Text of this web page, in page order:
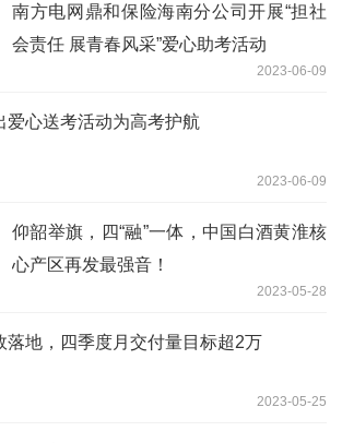
南方电网鼎和保险海南分公司开展“担社
会责任 展青春风采”爱心助考活动
2023-06-09
爱心送考活动为高考护航
2023-06-09
仰韶举旗，四“融”一体，中国白酒黄淮核
心产区再发最强音！
2023-05-28
落地，四季度月交付量目标超2万
2023-05-25